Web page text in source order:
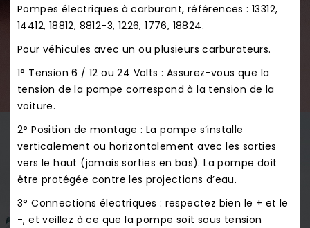
Pompes électriques à carburant, références : 13312,
14412, 18812, 8812-3, 1226, 1776, 18824.
Pour véhicules avec un ou plusieurs carburateurs.
1° Tension 6 / 12 ou 24 Volts : Assurez-vous que la
tension de la pompe correspond à la tension de la
voiture.
2° Position de montage : La pompe s’installe
verticalement ou horizontalement avec les sorties
vers le haut (jamais sorties en bas). La pompe doit
être protégée contre les projections d’eau.
3° Connections électriques : respectez bien le + et le
-, et veillez à ce que la pompe soit sous tension